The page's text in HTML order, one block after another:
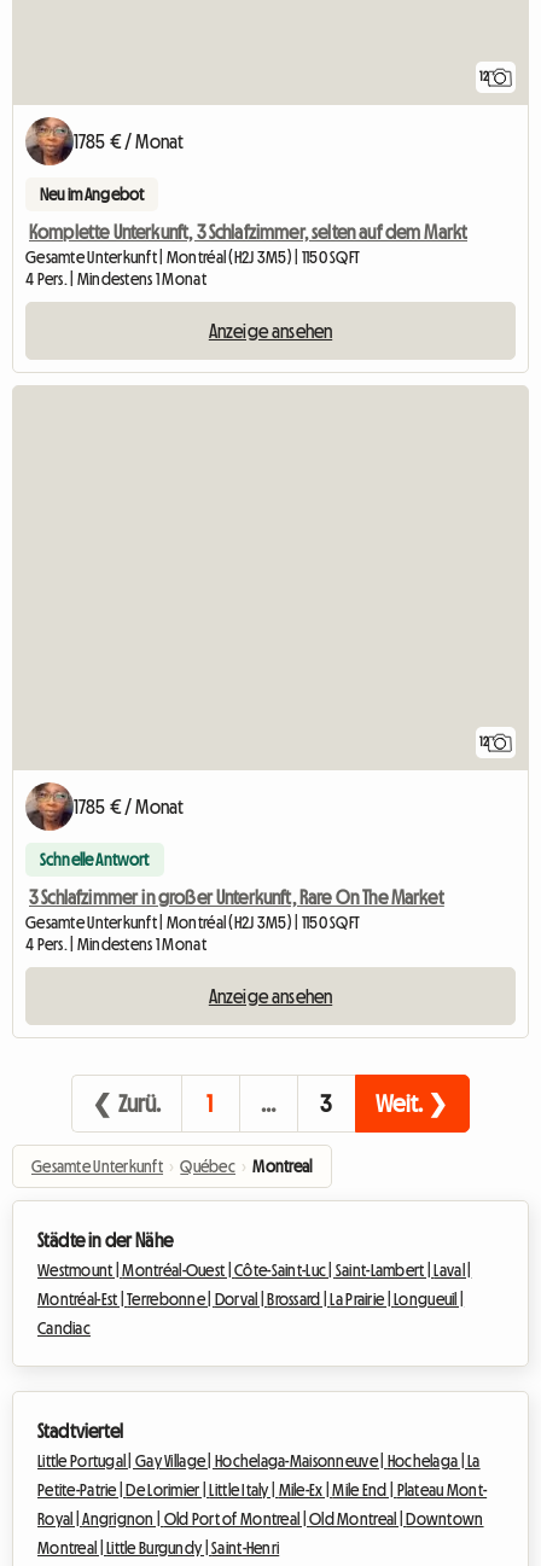
12
1785 € / Monat
Neu im Angebot
Komplette Unterkunft, 3 Schlafzimmer, selten auf dem Markt
Gesamte Unterkunft | Montréal (H2J 3M5) | 1150 SQFT
4 Pers. | Mindestens 1 Monat
Anzeige ansehen
12
1785 € / Monat
Schnelle Antwort
3 Schlafzimmer in großer Unterkunft, Rare On The Market
Gesamte Unterkunft | Montréal (H2J 3M5) | 1150 SQFT
4 Pers. | Mindestens 1 Monat
Anzeige ansehen
❮ Zurü. 1 … 3 Weit. ❯
Gesamte Unterkunft › Québec › Montreal
Städte in der Nähe
Westmount |Montréal-Ouest |Côte-Saint-Luc | Saint-Lambert |
Laval |
Montréal-Est |Terrebonne | Dorval | Brossard | La Prairie |
Longueuil |
Candiac
Stadtviertel
Little Portugal |Gay Village | Hochelaga-Maisonneuve | Hochelaga |
La
Petite-Patrie |
De Lorimier | Little Italy | Mile-Ex |Mile End |
Plateau Mont-
Royal |Angrignon | Old Port of Montreal |Old Montreal |
Downtown
Montreal |
Little Burgundy |Saint-Henri